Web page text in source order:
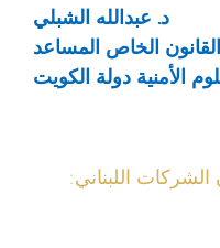
د. عبدالله الشبلي
الخاص المساعد
الأمنية دولة الكويت
اللبناني: